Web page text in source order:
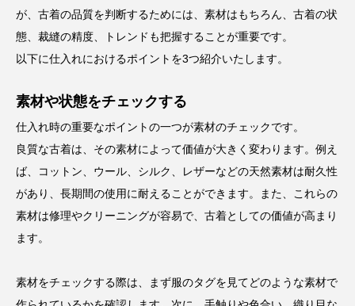
が、古着の品質を判断するためには、素材はもちろん、古着の状
態、裁縫の精度、トレンドも把握することが重要です。
以下に仕入れにおけるポイントを3つ紹介いたします。
素材や状態をチェックする
仕入れ時の重要なポイントの一つが素材のチェックです。
良質な古着は、その素材によって価値が大きく変わります。例え
ば、コットン、ウール、シルク、レザーなどの天然素材は耐久性
があり、長期間の使用に耐えることができます。また、これらの
素材は修理やクリーニングが容易で、古着としての価値が高まり
ます。
素材をチェックする際は、まず服のタグを見てどのような素材で